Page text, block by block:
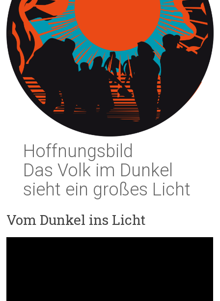
Hoffnungsbild
Das Volk im Dunkel
sieht ein großes Licht
Vom Dunkel ins Licht